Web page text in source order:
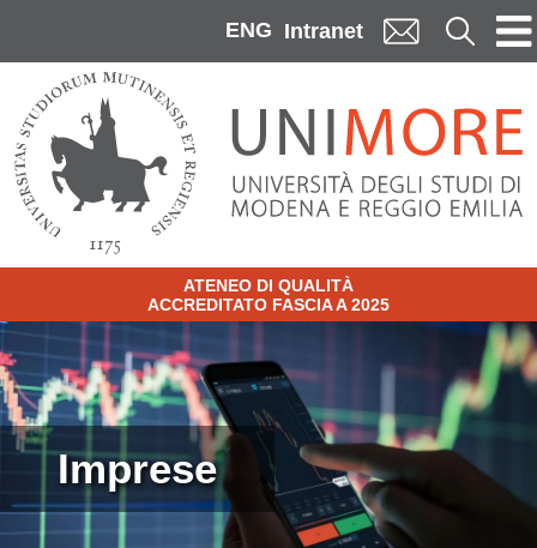
ENG Intranet Cerca
ATENEO DI QUALITÀ
ACCREDITATO FASCIA A 2025
Image
Imprese